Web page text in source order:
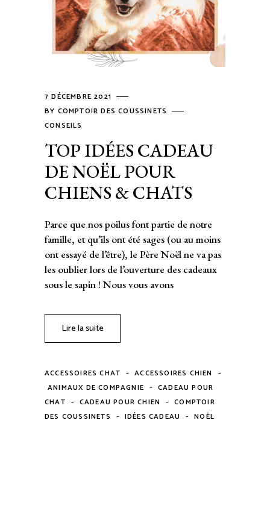
7 DÉCEMBRE 2021
BY COMPTOIR DES COUSSINETS
CONSEILS
TOP IDÉES CADEAU
DE NOËL POUR
CHIENS & CHATS
Parce que nos poilus font partie de notre
famille, et qu’ils ont été sages (ou au moins
ont essayé de l’être), le Père Noël ne va pas
les oublier lors de l’ouverture des cadeaux
sous le sapin ! Nous vous avons
Lire la suite
ACCESSOIRES CHAT - ACCESSOIRES CHIEN -
ANIMAUX DE COMPAGNIE - CADEAU POUR
CHAT - CADEAU POUR CHIEN - COMPTOIR
DES COUSSINETS - IDÉES CADEAU - NOËL